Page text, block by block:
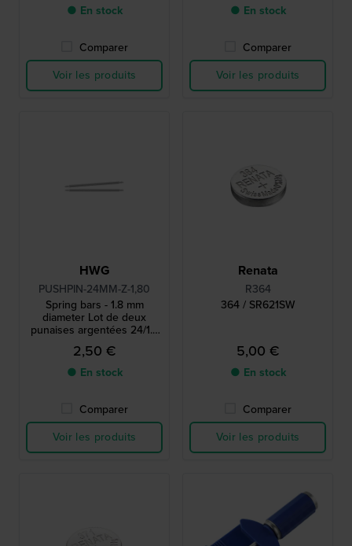
● En stock
Comparer
Voir les produits
● En stock
Comparer
Voir les produits
HWG
PUSHPIN-24MM-Z-1,80
Spring bars - 1.8 mm
diameter Lot de deux
punaises argentées 24/1.8
mm
2,50 €
● En stock
Comparer
Voir les produits
Renata
R364
364 / SR621SW
5,00 €
● En stock
Comparer
Voir les produits